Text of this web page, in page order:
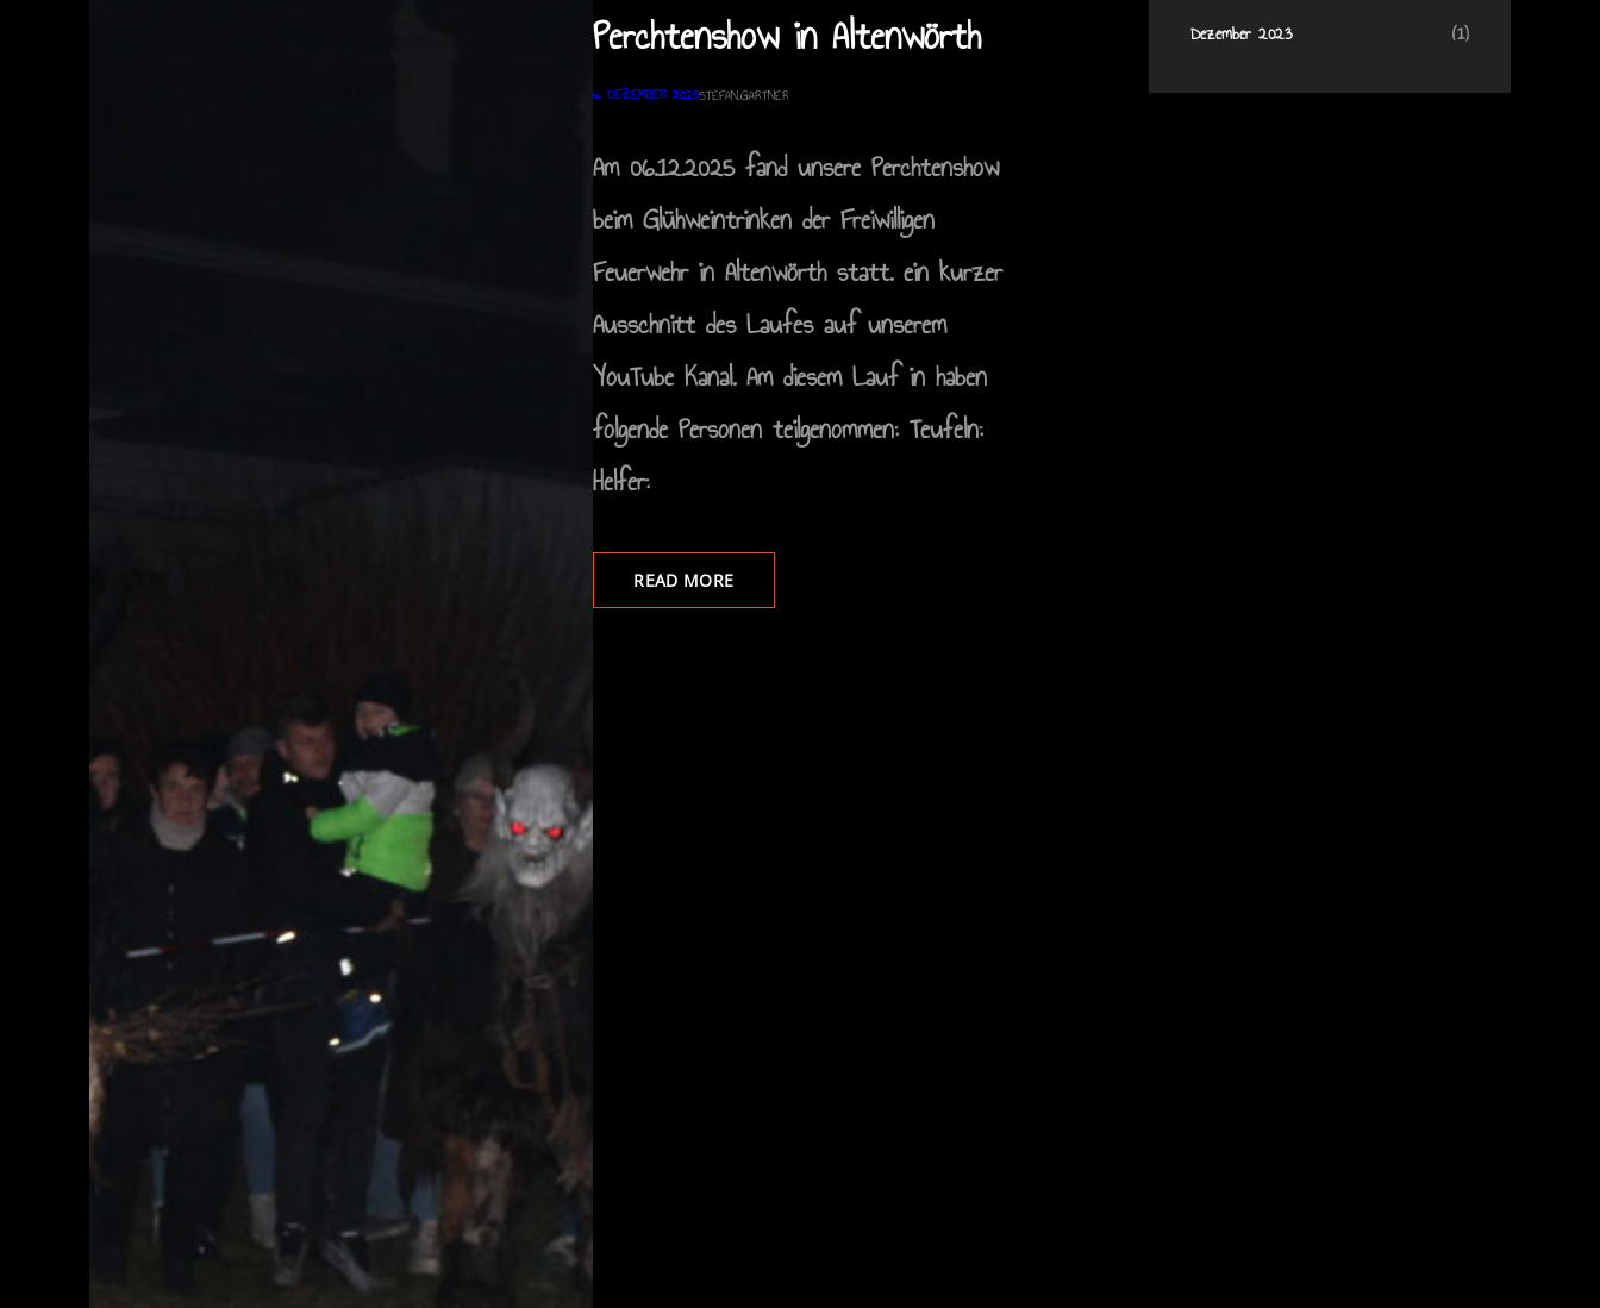
Perchtenshow in Altenwörth
6. DEZEMBER 2025STEFAN.GARTNER
Am 06.12.2025 fand unsere Perchtenshow
beim Glühweintrinken der Freiwilligen
Feuerwehr in Altenwörth statt. ein kurzer
Ausschnitt des Laufes auf unserem
YouTube Kanal. Am diesem Lauf in haben
folgende Personen teilgenommen: Teufeln:
Helfer:
READ MORE
Dezember 2023
(1)